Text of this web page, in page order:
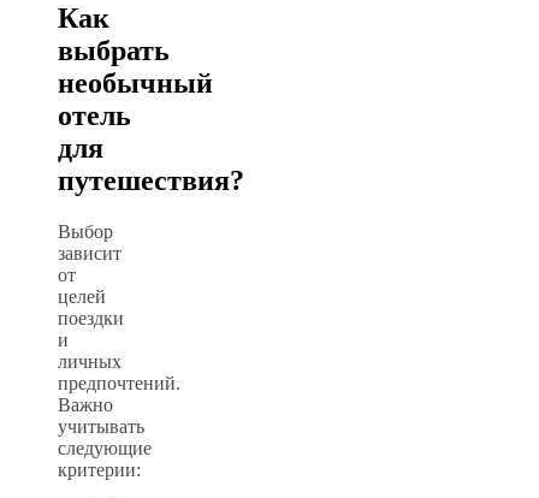
Как
выбрать
необычный
отель
для
путешествия?
Выбор
зависит
от
целей
поездки
и
личных
предпочтений.
Важно
учитывать
следующие
критерии: